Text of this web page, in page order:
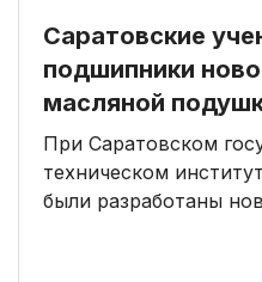
Саратовские
подшипники
масляной
При Саратовском
техническом
были разработаны